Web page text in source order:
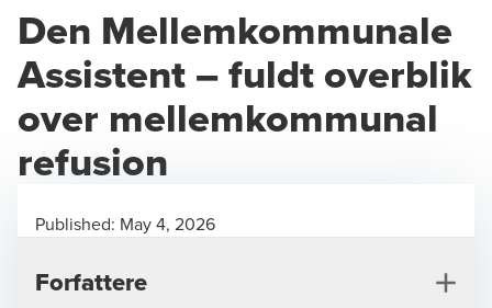
Den Mellemkommunale
Assistent – fuldt overblik
over mellemkommunal
refusion
Published: May 4, 2026
Forfattere